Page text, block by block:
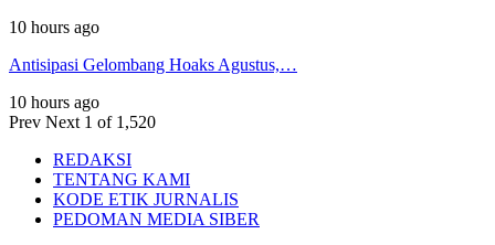
10 hours ago
Antisipasi Gelombang Hoaks Agustus,…
10 hours ago
Prev Next 1 of 1,520
REDAKSI
TENTANG KAMI
KODE ETIK JURNALIS
PEDOMAN MEDIA SIBER